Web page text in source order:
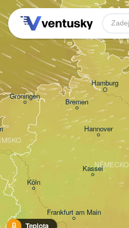
Teplota
Hamburg
Köln
Frankfurt am Main
Bremen
Hannover
Kassel
Groningen
NĚMECKO